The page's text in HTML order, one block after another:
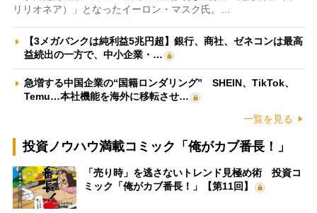
リリオネア）」となったイーロン・マスク氏。…
【3メガバンクは純利益5兆円超】銀行、商社、ゼネコンは最高
益続出の一方で、中小企業・…
急増する中国企業の“国籍ロンダリング” SHEIN、TikTok、
Temu…本社機能を海外に移転させ…
一覧を見る
投資ノウハウ満載コミック「俺がカブ番長！」
「売り時」を逃さないトレンド見極め術 投資コ
ミック「俺がカブ番長！」【第11回】